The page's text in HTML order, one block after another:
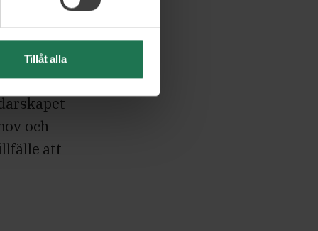
Tillåt alla
och
att